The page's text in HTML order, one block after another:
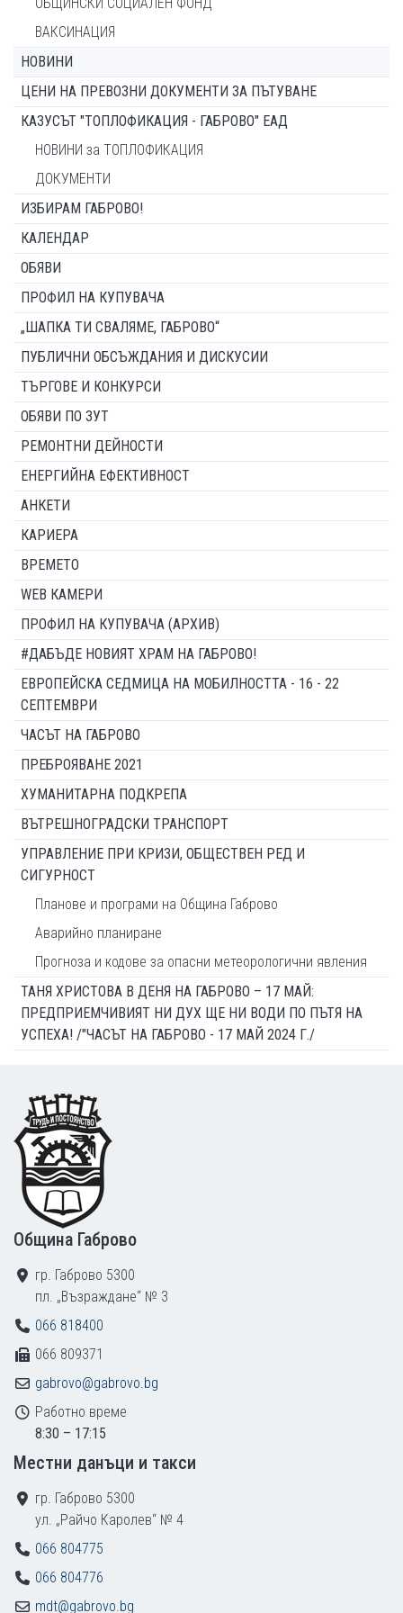
ВАКСИНАЦИЯ
НОВИНИ
ЦЕНИ НА ПРЕВОЗНИ ДОКУМЕНТИ ЗА ПЪТУВАНЕ
КАЗУСЪТ "ТОПЛОФИКАЦИЯ - ГАБРОВО" ЕАД
НОВИНИ за ТОПЛОФИКАЦИЯ
ДОКУМЕНТИ
ИЗБИРАМ ГАБРОВО!
КАЛЕНДАР
ОБЯВИ
ПРОФИЛ НА КУПУВАЧА
„ШАПКА ТИ СВАЛЯМЕ, ГАБРОВО“
ПУБЛИЧНИ ОБСЪЖДАНИЯ И ДИСКУСИИ
ТЪРГОВЕ И КОНКУРСИ
ОБЯВИ ПО ЗУТ
РЕМОНТНИ ДЕЙНОСТИ
ЕНЕРГИЙНА ЕФЕКТИВНОСТ
АНКЕТИ
КАРИЕРА
ВРЕМЕТО
WEB КАМЕРИ
ПРОФИЛ НА КУПУВАЧА (АРХИВ)
#ДАБЪДЕ НОВИЯТ ХРАМ НА ГАБРОВО!
ЕВРОПЕЙСКА СЕДМИЦА НА МОБИЛНОСТТА - 16 - 22
СЕПТЕМВРИ
ЧАСЪТ НА ГАБРОВО
ПРЕБРОЯВАНЕ 2021
ХУМАНИТАРНА ПОДКРЕПА
ВЪТРЕШНОГРАДСКИ ТРАНСПОРТ
УПРАВЛЕНИЕ ПРИ КРИЗИ, ОБЩЕСТВЕН РЕД И
СИГУРНОСТ
Планове и програми на Община Габрово
Аварийно планиране
Прогноза и кодове за опасни метеорологични явления
ТАНЯ ХРИСТОВА В ДЕНЯ НА ГАБРОВО – 17 МАЙ:
ПРЕДПРИЕМЧИВИЯТ НИ ДУХ ЩЕ НИ ВОДИ ПО ПЪТЯ НА
УСПЕХА! /"ЧАСЪТ НА ГАБРОВО - 17 МАЙ 2024 Г./
Footer
Община Габрово
гр. Габрово 5300
пл. „Възраждане“ № 3
066 818400
066 809371
gabrovo@gabrovo.bg
Работно време
8:30 – 17:15
Местни данъци и такси
гр. Габрово 5300
ул. „Райчо Каролев“ № 4
066 804775
066 804776
mdt@gabrovo.bg